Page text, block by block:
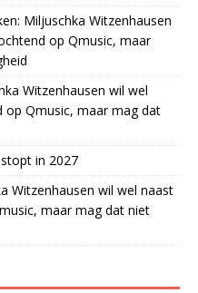
Miljuschka Witzenhausen
op Qmusic, maar
Witzenhausen wil wel
op Qmusic, maar mag dat
in 2027
Witzenhausen wil wel naast
maar mag dat niet